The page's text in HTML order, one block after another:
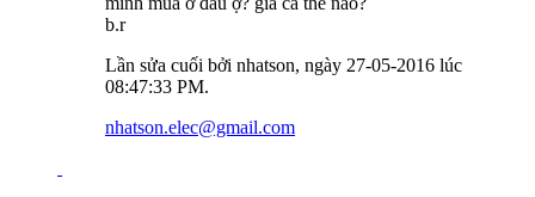
b.r
Lần sửa cuối bởi nhatson, ngày 27-05-2016 lúc
08:47:33 PM.
nhatson.elec@gmail.com